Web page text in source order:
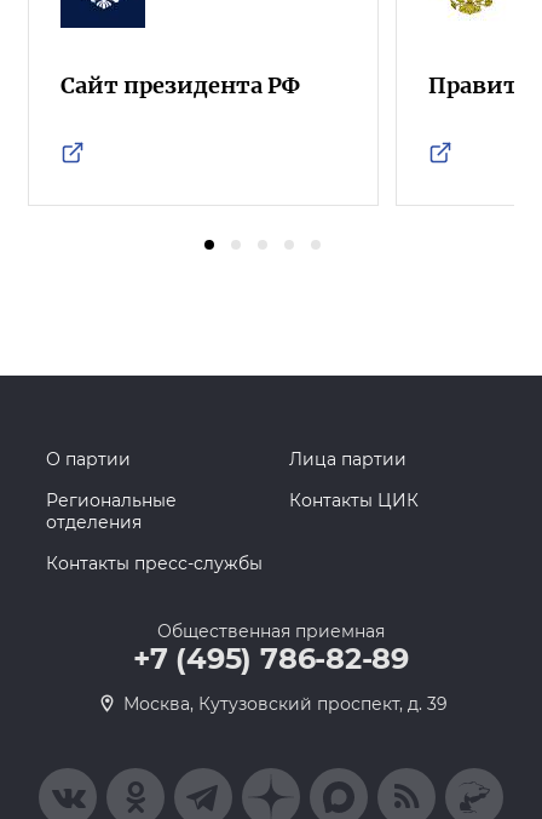
Сайт президента РФ
О партии
Лица партии
Региональные
отделения
Контакты ЦИК
Контакты пресс-службы
Общественная приемная
+7 (495) 786-82-89
Москва, Кутузовский проспект, д. 39